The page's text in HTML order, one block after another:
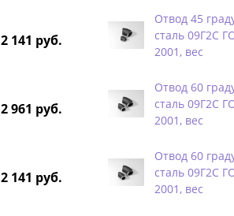
2 141 руб.
2 961 руб.
2 141 руб.
Отвод 45
сталь 09Г2С
2001, вес
Отвод 60
сталь 09Г2С
2001, вес
Отвод 60
сталь 09Г2С
2001, вес